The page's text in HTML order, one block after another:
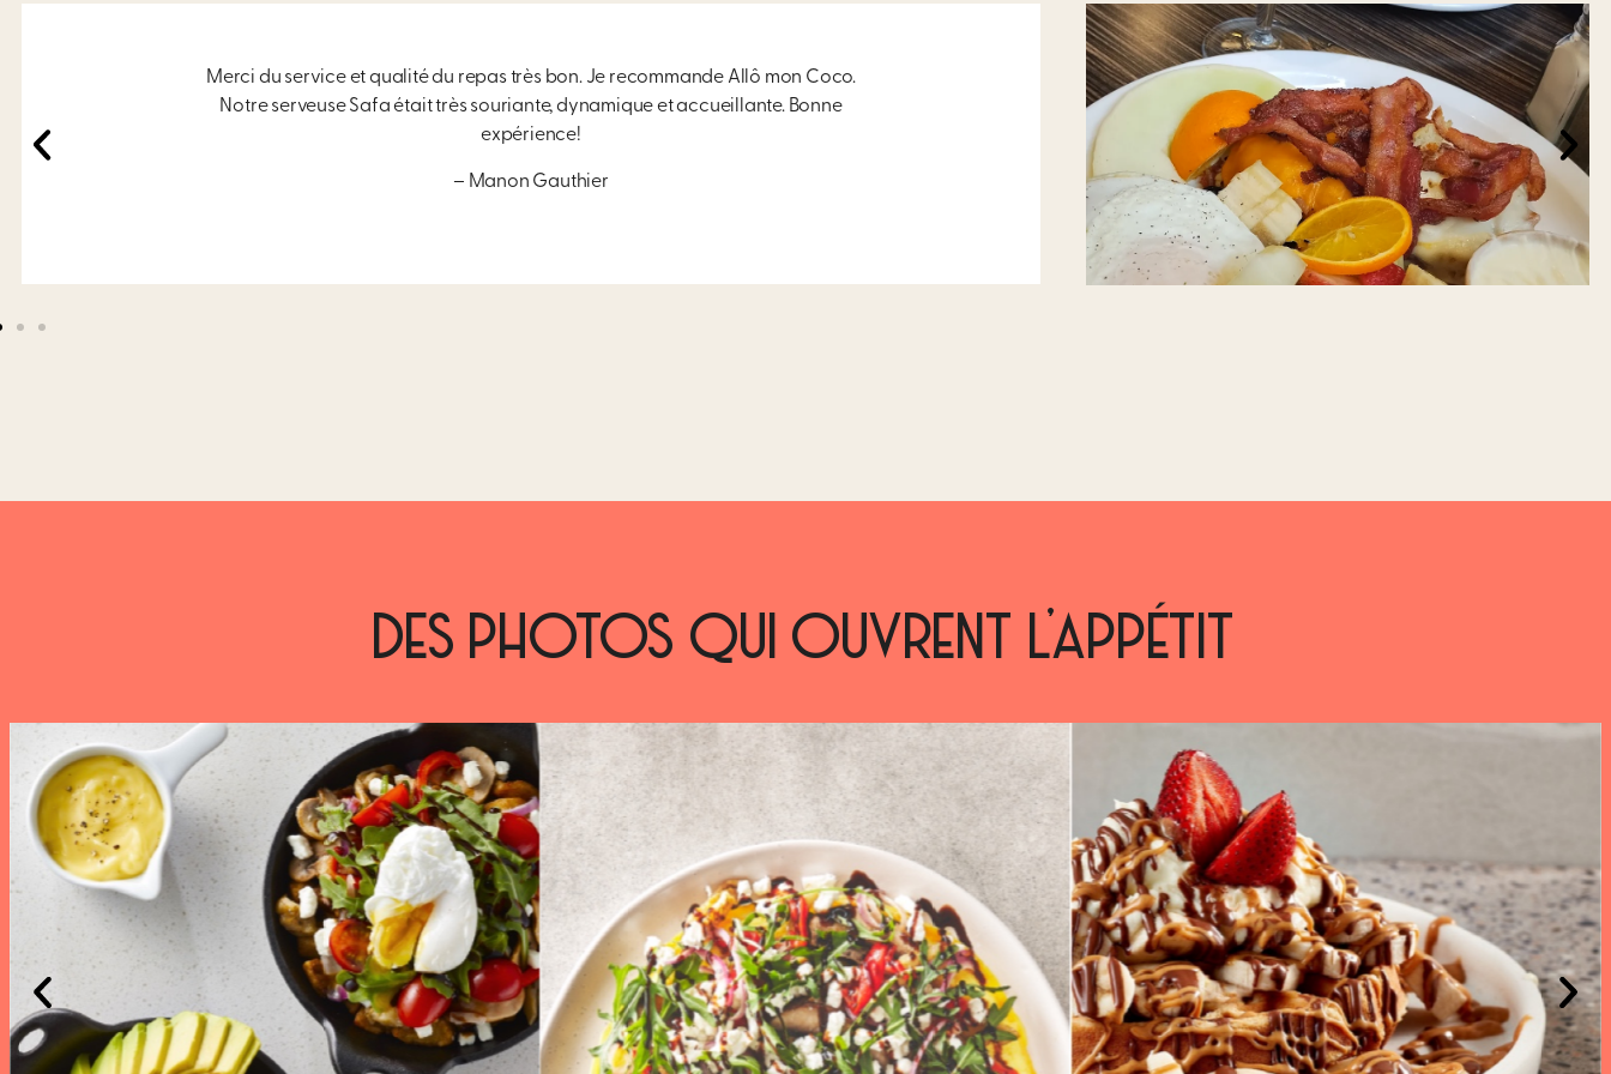
Merci du service et qualité du repas très bon. Je recommande Allô mon Coco.
Notre serveuse Safa était très souriante, dynamique et accueillante. Bonne
expérience!
– Manon Gauthier
DES PHOTOS QUI OUVRENT L’APPÉTIT